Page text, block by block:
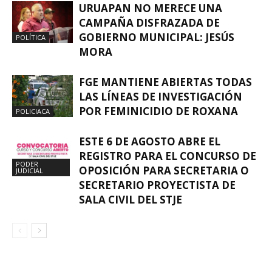
POLÍTICA
URUAPAN NO MERECE UNA
CAMPAÑA DISFRAZADA DE
GOBIERNO MUNICIPAL: JESÚS
MORA
POLICIACA
FGE MANTIENE ABIERTAS TODAS
LAS LÍNEAS DE INVESTIGACIÓN
POR FEMINICIDIO DE ROXANA
PODER
JUDICIAL
ESTE 6 DE AGOSTO ABRE EL
REGISTRO PARA EL CONCURSO DE
OPOSICIÓN PARA SECRETARIA O
SECRETARIO PROYECTISTA DE
SALA CIVIL DEL STJE